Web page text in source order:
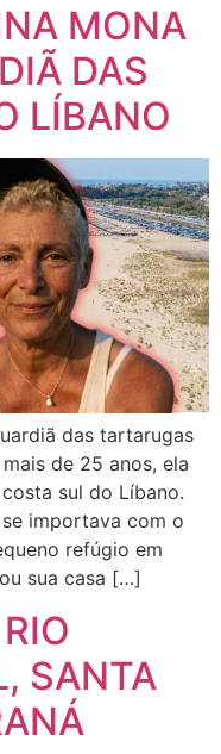
MONA
DAS
LÍBANO
das tartarugas
de 25 anos, ela
sul do Líbano.
importava com o
refúgio em
sua casa […]
SANTA